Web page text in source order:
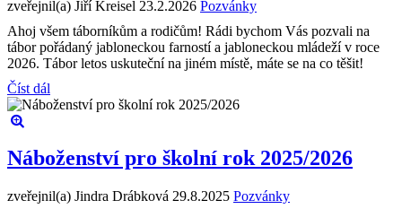
zveřejnil(a) Jiří Kreisel 23.2.2026 Pozvánky
Ahoj všem táborníkům a rodičům! Rádi bychom Vás pozvali na
tábor pořádaný jabloneckou farností a jabloneckou mládeží v roce
2026. Tábor letos uskuteční na jiném místě, máte se na co těšit!
Číst dál
Náboženství pro školní rok 2025/2026
zveřejnil(a) Jindra Drábková 29.8.2025 Pozvánky